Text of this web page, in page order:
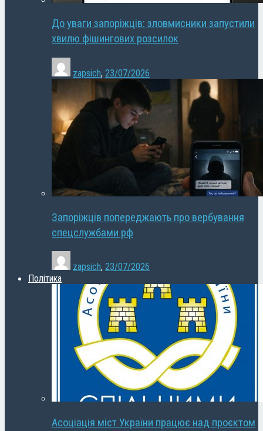
До уваги запоріжців: зловмисники запустили
хвилю фішингових розсилок
zapsich, 23/07/2026
Запоріжців попереджають про вербування
спецслужбами рф
zapsich, 23/07/2026
Політика
Асоціація міст України працює над проєктом